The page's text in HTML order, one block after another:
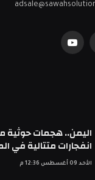
يوتيوب
اليمن.. هجمات
انفجارات متتالية في
الأحد 09 أغسطس 12:36 م